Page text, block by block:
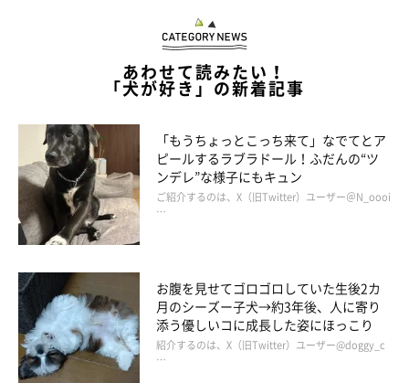
あわせて読みたい！
「犬が好き」の新着記事
「もうちょっとこっち来て」なでてとア
ピールするラブラドール！ふだんの“ツ
ンデレ”な様子にもキュン
ご紹介するのは、X（旧Twitter）ユーザー＠N_oooi
…
お腹を見せてゴロゴロしていた生後2カ
月のシーズー子犬→約3年後、人に寄り
添う優しいコに成長した姿にほっこり
紹介するのは、X（旧Twitter）ユーザー@doggy_c
…